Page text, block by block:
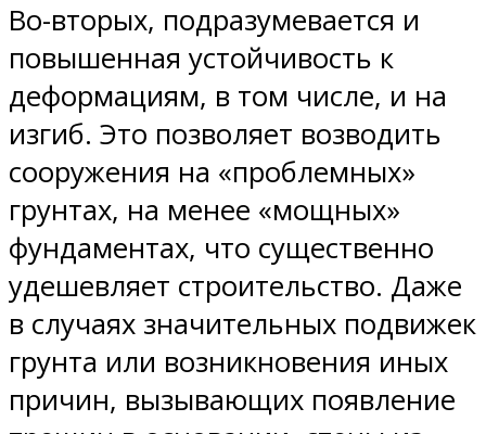
Во-вторых, подразумевается и
повышенная устойчивость к
деформациям, в том числе, и на
изгиб. Это позволяет возводить
сооружения на «проблемных»
грунтах, на менее «мощных»
фундаментах, что существенно
удешевляет строительство. Даже
в случаях значительных подвижек
грунта или возникновения иных
причин, вызывающих появление